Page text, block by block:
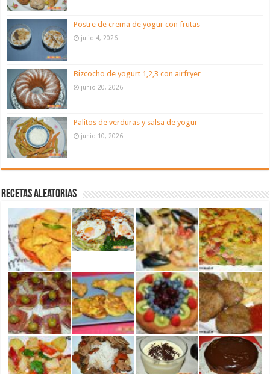
Postre de crema de yogur con frutas
julio 4, 2026
Bizcocho de yogurt 1,2,3 con airfryer
junio 20, 2026
Palitos de verduras y salsa de yogur
junio 10, 2026
Recetas aleatorias